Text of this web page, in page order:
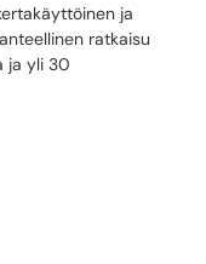
ja
ratkaisu
ja yli 30